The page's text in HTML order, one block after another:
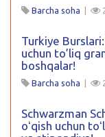
Barcha soha |
Turkiye
uchun to’liq
boshqalar!
Barcha soha |
Schwarzman
oʻqish uchun